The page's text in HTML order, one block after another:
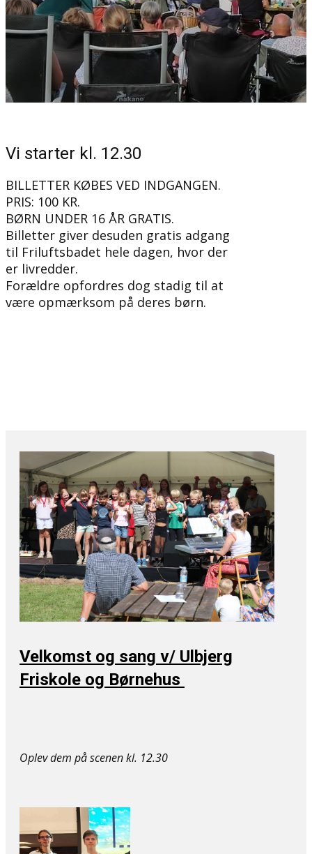
Vi starter kl. 12.30
BILLETTER KØBES VED INDGANGEN.
PRIS: 100 KR.
BØRN UNDER 16 ÅR GRATIS.
Billetter giver desuden gratis adgang
til Friluftsbadet hele dagen, hvor der
er livredder.
Forældre opfordres dog stadig til at
være opmærksom på deres børn.
Velkomst og sang v/ ​Ulbjerg
Friskole og Børnehus
Oplev dem på ​scenen kl. 12.30